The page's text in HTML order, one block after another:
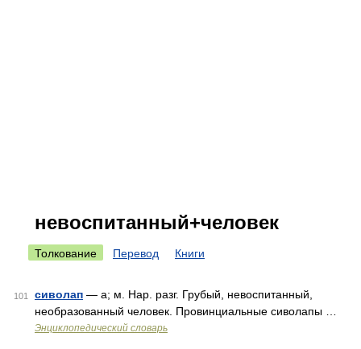
невоспитанный+человек
Толкование Перевод Книги
101 сиволап — а; м. Нар. разг. Грубый, невоспитанный,
необразованный человек. Провинциальные сиволапы …
Энциклопедический словарь